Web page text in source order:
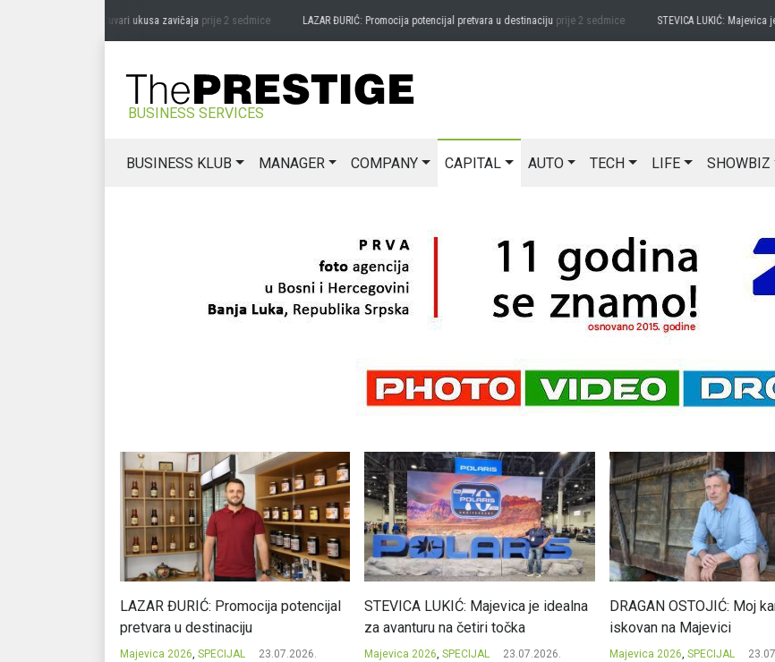
MIĆANOVIĆ: Čuvari ukusa zavičajaprije 2 sedmice LAZAR ĐURIĆ: Promocija potencijal pretvara u destinacijuprije 2 sedmice STEVICA LUKIĆ: Majevica je
BUSINESS SERVICES
BUSINESS KLUB MANAGER COMPANY CAPITAL AUTO TECH LIFE SHOWBIZ
LAZAR ĐURIĆ: Promocija potencijal
pretvara u destinaciju
Majevica 2026, SPECIJAL 23.07.2026.
STEVICA LUKIĆ: Majevica je idealna
za avanturu na četiri točka
Majevica 2026, SPECIJAL 23.07.2026.
DRAGAN OSTOJIĆ: Moj
iskovan na Majevici
Majevica 2026, SPECIJAL